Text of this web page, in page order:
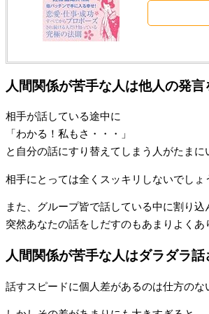
人間関係が苦手な人は他人の発
相手が話している途中に
「わかる！私もさ・・・」
と自分の話にすり替えてしまう人がたまに
相手にとっては全くスッキリしないでしょ
また、グループ皆で話している中に割り込
突然あなたの話をしだすのもあまりよくあ
人間関係が苦手な人はダラダラ
話すスピードに個人差があるのは仕方のな